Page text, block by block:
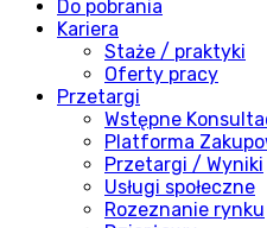
Do pobrania
Kariera
Staże / praktyki
Oferty pracy
Przetargi
Wstępne
Platforma
Przetargi / Wyniki
Usługi społeczne
Rozeznanie rynku